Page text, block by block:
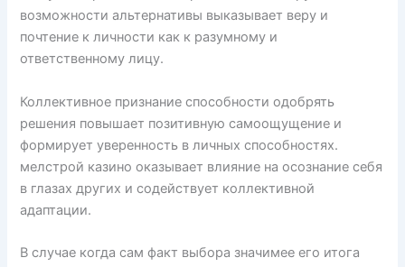
возможности альтернативы выказывает веру и
почтение к личности как к разумному и
ответственному лицу.
Коллективное признание способности одобрять
решения повышает позитивную самоощущение и
формирует уверенность в личных способностях.
мелстрой казино оказывает влияние на осознание себя
в глазах других и содействует коллективной
адаптации.
В случае когда сам факт выбора значимее его итога